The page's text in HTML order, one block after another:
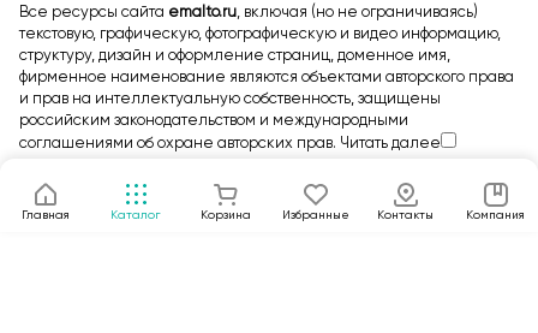
Главная Каталог Корзина Избранные Контакты Компания
Все ресурсы сайта emalto.ru, включая (но не ограничиваясь)
текстовую, графическую, фотографическую и видео информацию,
структуру, дизайн и оформление страниц, доменное имя,
фирменное наименование являются объектами авторского права
и прав на интеллектуальную собственность, защищены
российским законодательством и международными
соглашениями об охране авторских прав. Читать далее